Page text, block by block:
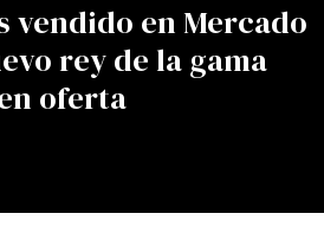
vendido en Mercado
rey de la gama
oferta